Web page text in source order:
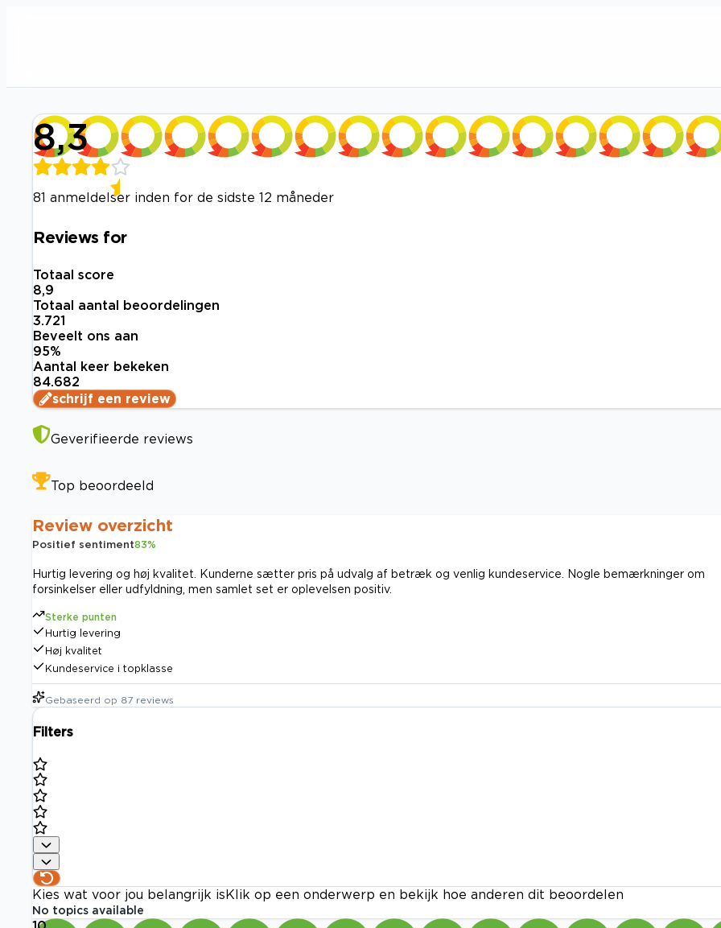
8,3
81 anmeldelser inden for de sidste 12 måneder
Reviews for
Totaal score
8,9
Totaal aantal beoordelingen
3.721
Beveelt ons aan
95%
Aantal keer bekeken
84.682
schrijf een review
Geverifieerde reviews
Top beoordeeld
Review overzicht
Positief sentiment83%
Hurtig levering og høj kvalitet. Kunderne sætter pris på udvalg af betræk og venlig kundeservice. Nogle bemærkninger om
forsinkelser eller udfyldning, men samlet set er oplevelsen positiv.
Sterke punten
Hurtig levering
Høj kvalitet
Kundeservice i topklasse
Gebaseerd op 87 reviews
Filters
Kies wat voor jou belangrijk is Klik op een onderwerp en bekijk hoe anderen dit beoordelen
No topics available